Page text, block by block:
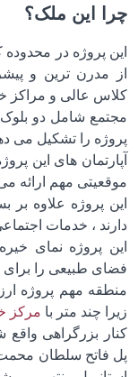
این ملک؟
پروژه در محدوده
ترین و
عالی و مراکز خرید
را تشکیل می دهد.
های این پروژه
مهم ارائه می
پروژه علاوه بر
، خدمات اجتماعی
پروژه نمای خیره
طبیعی را برای کل
مهم پروژه ارزش
چند متر بامرکز خرید
بزرگراهی واقع
سلطان محمت به